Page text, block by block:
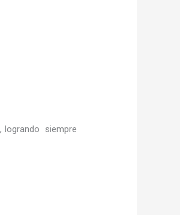
logrando siempre